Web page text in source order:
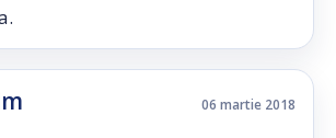
06 martie 2018